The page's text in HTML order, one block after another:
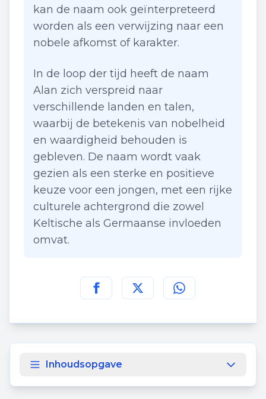
kan de naam ook geïnterpreteerd
worden als een verwijzing naar een
nobele afkomst of karakter.
In de loop der tijd heeft de naam
Alan zich verspreid naar
verschillende landen en talen,
waarbij de betekenis van nobelheid
en waardigheid behouden is
gebleven. De naam wordt vaak
gezien als een sterke en positieve
keuze voor een jongen, met een rijke
culturele achtergrond die zowel
Keltische als Germaanse invloeden
omvat.
Deel deze pagina op
Deel deze pagina op
Deel deze pagina
Inhoudsopgave